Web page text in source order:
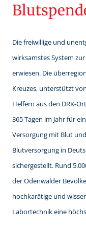
Die freiwillige und
wirksamstes System
erwiesen. Die
Kreuzes, unterstützt
Helfern aus den DRK-
365 Tagen im Jahr für
Versorgung mit Blut
Blutversorgung in
sichergestellt. Rund
der Odenwälder
hochkarätige und
Labortechnik eine